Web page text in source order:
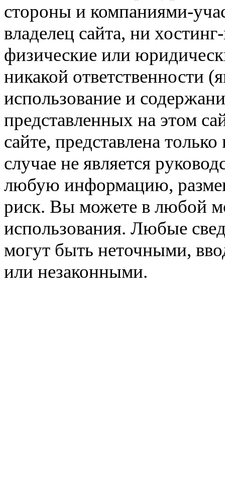
стороны и компаниями-
владелец сайта, ни
физические или
никакой ответственности
использование и
представленных на этом
сайте, представлена
случае не является
любую информацию,
риск. Вы можете в любой
использования. Любые
могут быть неточными,
или незаконными.